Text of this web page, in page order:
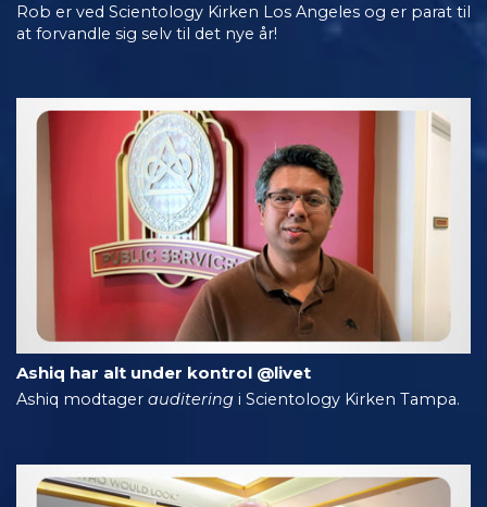
Rob er ved Scientology Kirken Los Angeles og er parat til
at forvandle sig selv til det nye år!
Ashiq har alt under kontrol @livet
Ashiq modtager auditering i Scientology Kirken Tampa.